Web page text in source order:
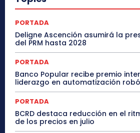
PORTADA
Deligne Ascención asumirá la
del PRM hasta 2028
PORTADA
Banco Popular recibe premio
liderazgo en automatización
PORTADA
BCRD destaca reducción en el
de los precios en julio